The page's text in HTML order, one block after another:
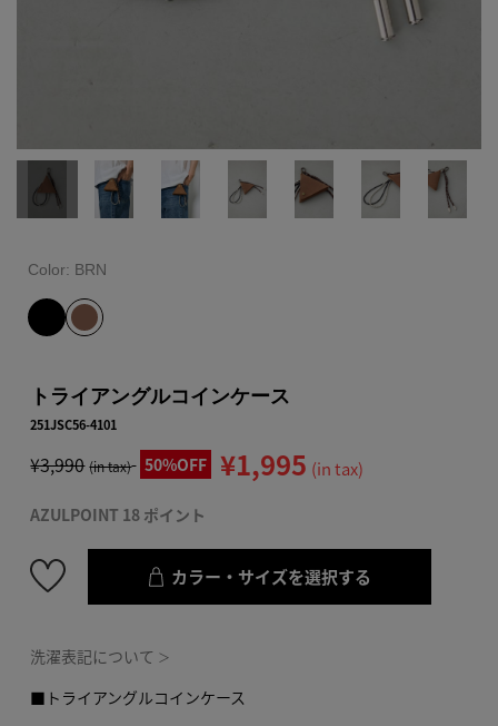
Color: BRN
トライアングルコインケース
251JSC56-4101
¥3,990 (in tax) 50%OFF ¥1,995 (in tax)
AZULPOINT 18 ポイント
カラー・サイズを選択する
洗濯表記について ＞
■トライアングルコインケース